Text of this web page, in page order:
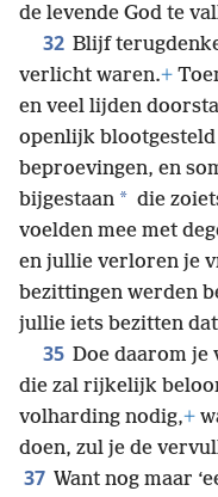
de levende God te
32 Blijf
verlicht waren.+
en veel lijden
openlijk blootgesteld
beproevingen, en
bijgestaan * die
voelden mee met
en jullie verloren je
bezittingen werden
jullie iets bezitten
35 Doe daarom
die zal rijkelijk
volharding nodig,+
doen, zul je de
37 Want nog maar